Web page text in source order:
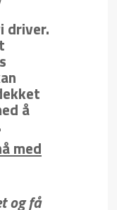
driver.
å
med
og få